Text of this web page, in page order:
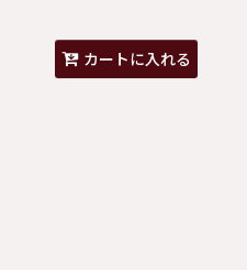
カートに入れる